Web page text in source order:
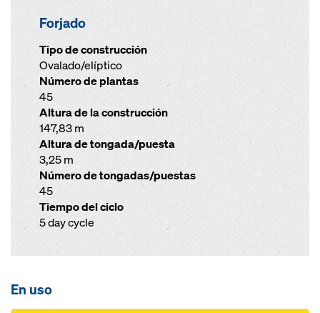
Forjado
Tipo de construcción
Ovalado/elíptico
Número de plantas
45
Altura de la construcción
147,83 m
Altura de tongada/puesta
3,25 m
Número de tongadas/puestas
45
Tiempo del ciclo
5 day cycle
En uso